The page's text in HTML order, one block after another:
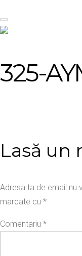
325-
Lasă un
Adresa ta de email nu
marcate cu *
Comentariu *